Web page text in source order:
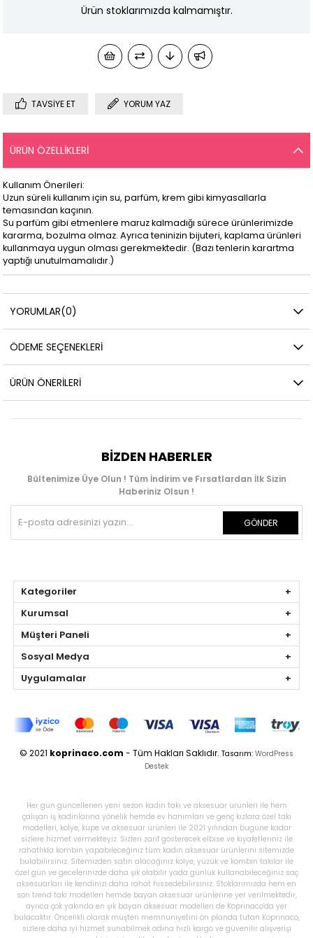
Ürün stoklarımızda kalmamıştır.
TAVSIYE ET YORUM YAZ
ÜRÜN ÖZELLIKLERI
Kullanım Önerileri:
Uzun süreli kullanım için su, parfüm, krem gibi kimyasallarla
temasından kaçının.
Su parfüm gibi etmenlere maruz kalmadığı sürece ürünlerimizde
kararma, bozulma olmaz. Ayrıca teninizin bijuteri, kaplama ürünleri
kullanmaya uygun olması gerekmektedir. (Bazı tenlerin karartma
yaptığı unutulmamalıdır.)
YORUMLAR(0)
ÖDEME SEÇENEKLERI
ÜRÜN ÖNERILERI
BIZDEN HABERLER
Bültenimize Üye Olun ! Tüm İndirim ve Fırsatlardan İlk Sizin
Haberiniz Olsun !
GÖNDER
Kategoriler
Kurumsal
Müşteri Paneli
Sosyal Medya
Uygulamalar
© 2021 koprinaco.com - Tüm Hakları Saklıdır. Tasarım: WordPress
Destek
Her gün güncellenen yeni sezon kadın takı ve aksesuar ürünleri ile hem
çalışan iş kadınlarına yönelik hemde ev hanımları ve genç kızlara özel takı
modelleri, kolye, küpe ve aksesuar ürünleri ile 2021 yılından bugüne kadar
sizlere hizmet vermekteyiz. Sizleri zarif gösterecek elbise ve kıyafetleriniz ile
rahatlıkla kombin yapabileceğiniz tüm kadın aksesuar ürünlerini sitemizde
bulabilirsiniz. Sitemizden satın alacağınız kolye, yüzük ve kombin takılar ile
özel gün ve gecelerinizde daha şık olabilir yada günlük kullanabileceğiniz saç
aksesuarları ile kendinizi daha rahat hissedebilirsiniz. Stoklarımızda hem en
son trend takı modelleri hemde bayan aksesuar ürünlerine yer verilmektedir,
ayrıca çok yakında en şık bayan aksesuar modelleri de Koprinaco'da yer
bulacaktır. Öncelikli olarak müşteri memnuniyetini ön planda tutan Koprinaco,
sizlere daha iyi hizmet sunabilmek adına hızlı kargo ve güvenilir alışverişi